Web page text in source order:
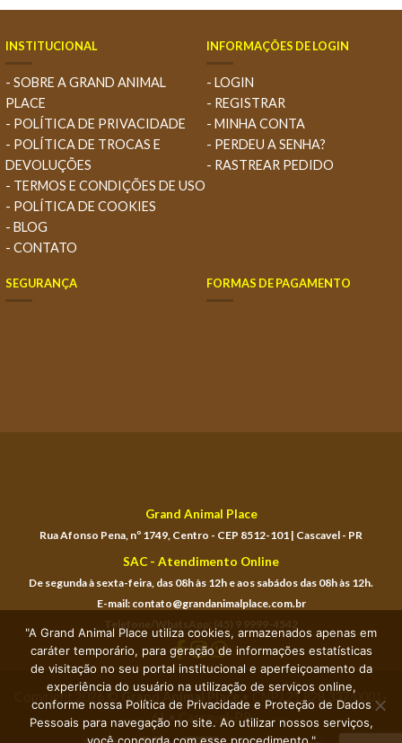
INSTITUCIONAL
- SOBRE A GRAND ANIMAL
PLACE
- POLÍTICA DE PRIVACIDADE
- POLÍTICA DE TROCAS E
DEVOLUÇÕES
- TERMOS E CONDIÇÕES DE USO
- POLÍTICA DE COOKIES
- BLOG
- CONTATO
INFORMAÇÕES DE LOGIN
- LOGIN
- REGISTRAR
- MINHA CONTA
- PERDEU A SENHA?
- RASTREAR PEDIDO
SEGURANÇA FORMAS DE PAGAMENTO
Grand Animal Place
Rua Afonso Pena, nº 1749, Centro - CEP 8512-101 | Cascavel - PR
SAC - Atendimento Online
De segunda à sexta-feira, das 08h às 12h e aos sabádos das 08h às 12h.
E-mail: contato@grandanimalplace.com.br
Telefone/WhatsApp: (45) 9 9999-4542
Copyright 2026 © Grand Animal Place
• CNPJ 21.828.337/0001-
61 • Cascavel-PR
"A Grand Animal Place utiliza cookies, armazenados apenas em
caráter temporário, para geração de informações estatísticas
de visitação no seu portal institucional e aperfeiçoamento da
experiência do usuário na utilização de serviços online,
conforme nossa Política de Privacidade e Proteção de Dados
Pessoais para navegação no site. Ao utilizar nossos serviços,